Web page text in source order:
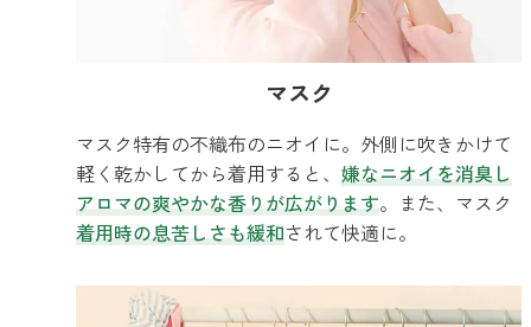
マスク
マスク特有の不織布のニオイに。外側に吹きかけて
軽く乾かしてから着用すると、 嫌なニオイを消臭し
アロマの爽やかな香りが広がります。また、マスク
着用時の息苦しさも緩和されて快適に。